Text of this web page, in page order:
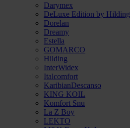
Darymex
DeLuxe Edition by Hilding
Dorelan
Dreamy
Estella
GOMARCO
Hilding
InterWidex
Italcomfort
KaribianDescanso
KING KOIL
Komfort Snu
La Z Boy
LEKTO